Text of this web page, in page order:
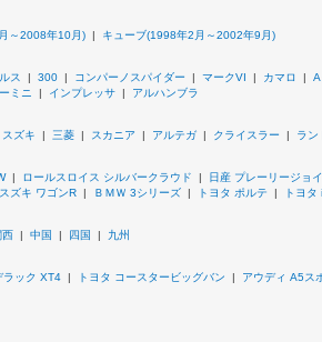
～2008年10月) | キューブ(1998年2月～2002年9月)
ス | 300 | コンパーノスパイダー | マークVI | カマロ | A
ミニ | インプレッサ | アルハンブラ
スズキ | 三菱 | スカニア | アルテガ | クライスラー | ラン
| ロールスロイス シルバークラウド | 日産 プレーリージョイ
スズキ ワゴンR | ＢＭＷ 3シリーズ | トヨタ ポルテ | トヨタ
西 | 中国 | 四国 | 九州
ラック XT4 | トヨタ コースタービッグバン | アウディ A5ス